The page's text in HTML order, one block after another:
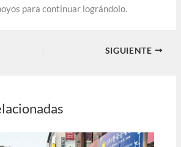
para continuar lográndolo.
SIGUIENTE